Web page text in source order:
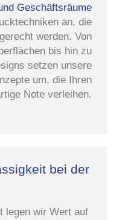
Geschäftsräume
an, die
werden. Von
bis hin zu
setzen unsere
um, die Ihren
Note verleihen.
bei der
legen wir Wert auf